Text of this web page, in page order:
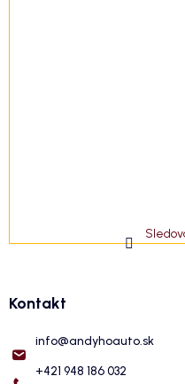
Kontakt
info@andyhoauto.sk
+421 948 186 032